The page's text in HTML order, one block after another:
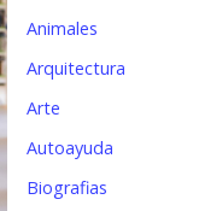
n
Animales
Arquitectura
Arte
Autoayuda
Biografias